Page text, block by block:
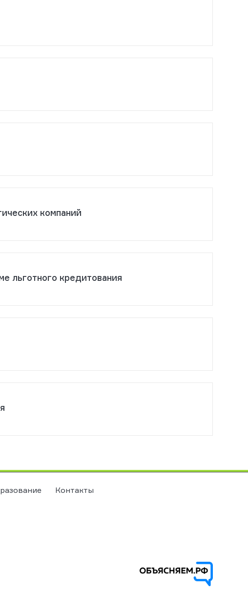
компаний
льготного кредитования
Контакты